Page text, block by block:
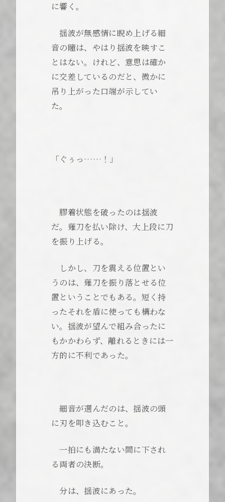
に響く。
揺波が無感情に睨め上げる細
音の瞳は、やはり揺波を映すこ
とはない。けれど、意思は確か
に交差しているのだと、微かに
吊り上がった口端が示してい
た。
「ぐぅっ……！」
膠着状態を破ったのは揺波
だ。薙刀を払い除け、大上段に刀
を振り上げる。
しかし、刀を震える位置とい
うのは、薙刀を振り落とせる位
置ということでもある。短く持
ったそれを盾に使っても構わな
い。揺波が望んで組み合ったに
もかかわらず、離れるときには一
方的に不利であった。
細音が選んだのは、揺波の頭
に刃を叩き込むこと。
一拍にも満たない間に下され
る両者の決断。
分は、揺波にあった。